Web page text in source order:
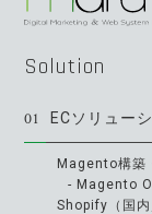
Solution
01 ECソリュー
Magento構築
- Magento
Shopify（国